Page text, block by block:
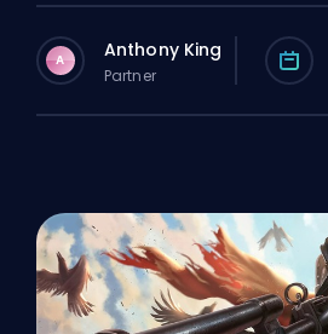
A Anthony King
Partner